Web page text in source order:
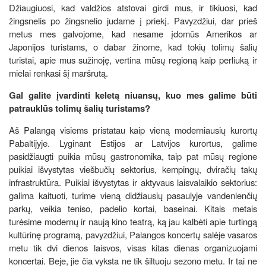
Džiaugiuosi, kad valdžios atstovai girdi mus, ir tikiuosi, kad
žingsnelis po žingsnelio judame į priekį. Pavyzdžiui, dar prieš
metus mes galvojome, kad nesame įdomūs Amerikos ar
Japonijos turistams, o dabar žinome, kad tokių tolimų šalių
turistai, apie mus sužinoję, vertina mūsų regioną kaip perliuką ir
mielai renkasi šį maršrutą.
Gal galite įvardinti keletą niuansų, kuo mes galime būti
patrauklūs tolimų šalių turistams?
Aš Palangą visiems pristatau kaip vieną moderniausių kurortų
Pabaltijyje. Lyginant Estijos ar Latvijos kurortus, galime
pasidžiaugti puikia mūsų gastronomika, taip pat mūsų regione
puikiai išvystytas viešbučių sektorius, kempingų, dviračių takų
infrastruktūra. Puikiai išvystytas ir aktyvaus laisvalaikio sektorius:
galima kaituoti, turime vieną didžiausių pasaulyje vandenlenčių
parkų, veikia teniso, padelio kortai, baseinai. Kitais metais
turėsime modernų ir naują kino teatrą, ką jau kalbėti apie turtingą
kultūrinę programą, pavyzdžiui, Palangos koncertų salėje vasaros
metu tik dvi dienos laisvos, visas kitas dienas organizuojami
koncertai. Beje, jie čia vyksta ne tik šiltuoju sezono metu. Ir tai ne